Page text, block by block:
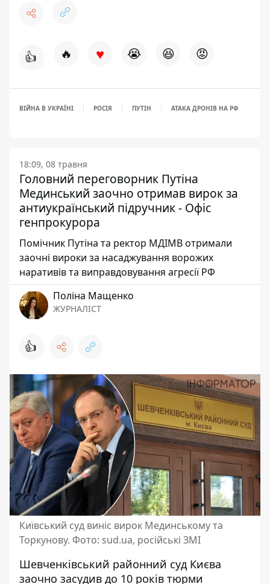
👍 🔥 ♥ 😭 😆 😡
ВІЙНА В УКРАЇНІ РОСІЯ ПУТІН АТАКА ДРОНІВ НА РФ
18:09, 08 травня
Головний переговорник Путіна
Мединський заочно отримав вирок за
антиукраїнський підручник - Офіс
генпрокурора
Помічник Путіна та ректор МДІМВ отримали
заочні вироки за насаджування ворожих
наративів та виправдовування агресії РФ
Поліна Мащенко
ЖУРНАЛІСТ
👍
Київський суд виніс вирок Мединському та
Торкунову. Фото: sud.ua, російські ЗМІ
Шевченківський районний суд Києва
заочно засудив до 10 років тюрми